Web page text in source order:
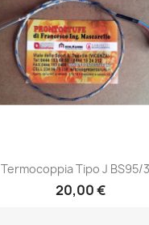
Anteprima
Termocoppia Tipo J BS95/
20,00 €